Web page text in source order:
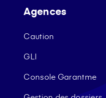
Agences
Caution
GLI
Console Garantme